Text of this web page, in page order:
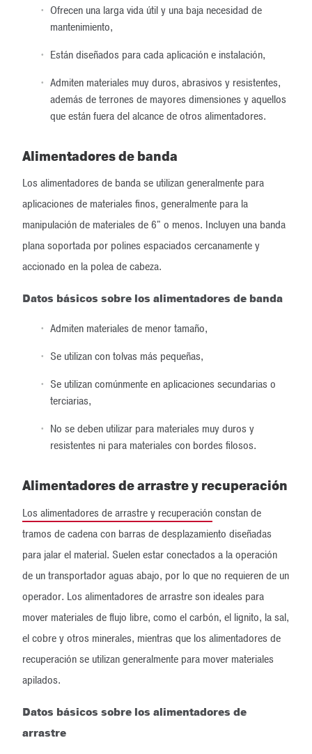
Ofrecen una larga vida útil y una baja necesidad de
mantenimiento,
Están diseñados para cada aplicación e instalación,
Admiten materiales muy duros, abrasivos y resistentes,
además de terrones de mayores dimensiones y aquellos
que están fuera del alcance de otros alimentadores.
Alimentadores de banda
Los alimentadores de banda se utilizan generalmente para
aplicaciones de materiales finos, generalmente para la
manipulación de materiales de 6" o menos. Incluyen una banda
plana soportada por polines espaciados cercanamente y
accionado en la polea de cabeza.
Datos básicos sobre los alimentadores de banda
Admiten materiales de menor tamaño,
Se utilizan con tolvas más pequeñas,
Se utilizan comúnmente en aplicaciones secundarias o
terciarias,
No se deben utilizar para materiales muy duros y
resistentes ni para materiales con bordes filosos.
Alimentadores de arrastre y recuperación
Los alimentadores de arrastre y recuperaciónconstan de
tramos de cadena con barras de desplazamiento diseñadas
para jalar el material. Suelen estar conectados a la operación
de un transportador aguas abajo, por lo que no requieren de un
operador. Los alimentadores de arrastre son ideales para
mover materiales de flujo libre, como el carbón, el lignito, la sal,
el cobre y otros minerales, mientras que los alimentadores de
recuperación se utilizan generalmente para mover materiales
apilados.
Datos básicos sobre los alimentadores de
arrastre